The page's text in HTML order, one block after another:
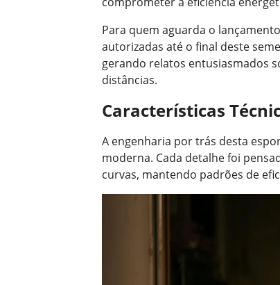
Para quem aguarda o
autorizadas até o final deste
gerando relatos entusiasmados
distâncias.
Características
A engenharia por trás desta
moderna. Cada detalhe foi
curvas, mantendo padrões de